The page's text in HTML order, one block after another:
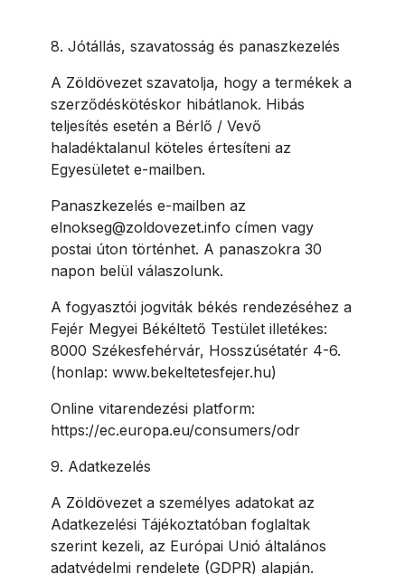
8. Jótállás, szavatosság és panaszkezelés
A Zöldövezet szavatolja, hogy a termékek a
szerződéskötéskor hibátlanok. Hibás
teljesítés esetén a Bérlő / Vevő
haladéktalanul köteles értesíteni az
Egyesületet e-mailben.
Panaszkezelés e-mailben az
elnokseg@zoldovezet.info címen vagy
postai úton történhet. A panaszokra 30
napon belül válaszolunk.
A fogyasztói jogviták békés rendezéséhez a
Fejér Megyei Békéltető Testület illetékes:
8000 Székesfehérvár, Hosszúsétatér 4-6.
(honlap: www.bekeltetesfejer.hu)
Online vitarendezési platform:
https://ec.europa.eu/consumers/odr
9. Adatkezelés
A Zöldövezet a személyes adatokat az
Adatkezelési Tájékoztatóban foglaltak
szerint kezeli, az Európai Unió általános
adatvédelmi rendelete (GDPR) alapján.